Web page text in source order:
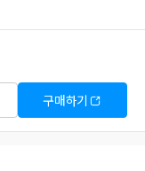
구매하기